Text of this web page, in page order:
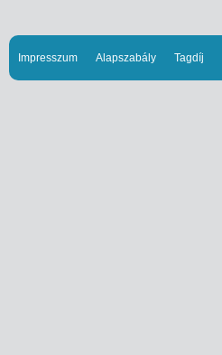
Impresszum Alapszabály Tagdíj